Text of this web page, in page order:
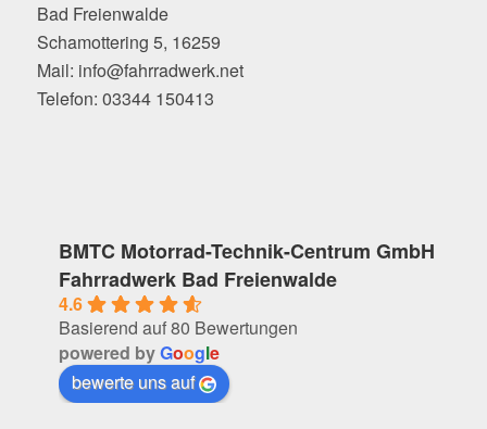
Bad Freienwalde
Schamottering 5, 16259
Mail: info@fahrradwerk.net
Telefon: 03344 150413
BMTC Motorrad-Technik-Centrum GmbH
Fahrradwerk Bad Freienwalde
4.6
Basierend auf 80 Bewertungen
powered byGoogle
bewerte uns auf